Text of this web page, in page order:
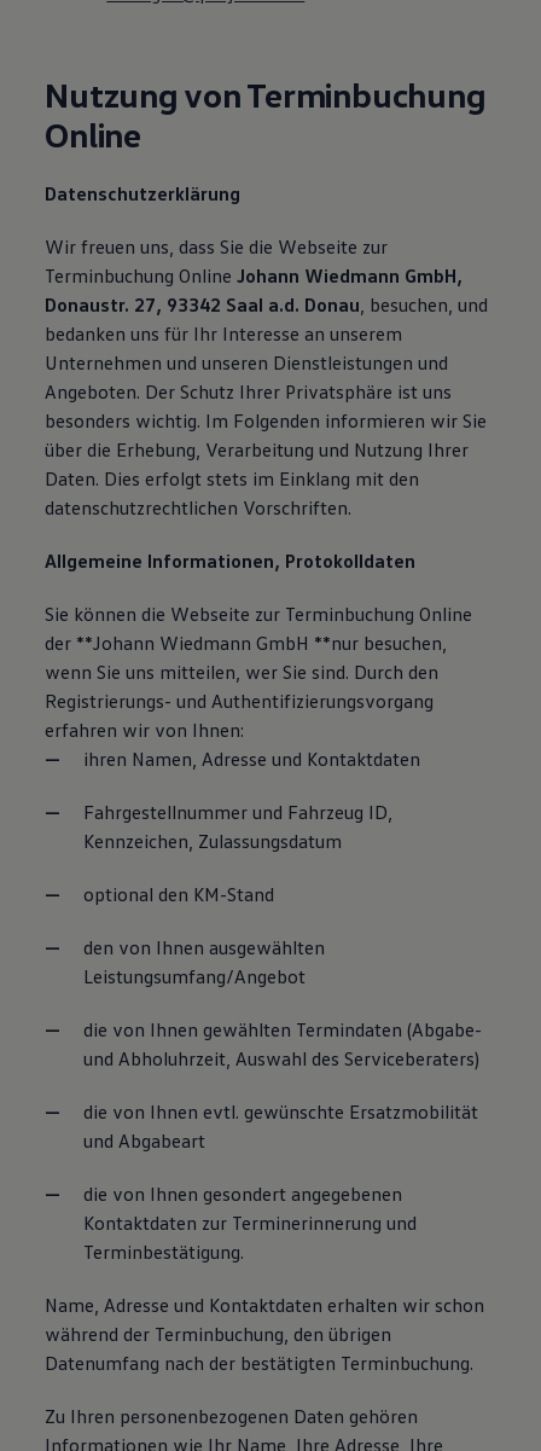
Nutzung von Terminbuchung
Online
Datenschutzerklärung
Wir freuen uns, dass Sie die Webseite zur
Terminbuchung OnlineJohann Wiedmann GmbH,
Donaustr. 27, 93342 Saal a.d. Donau, besuchen, und
bedanken uns für Ihr Interesse an unserem
Unternehmen und unseren Dienstleistungen und
Angeboten. Der Schutz Ihrer Privatsphäre ist uns
besonders wichtig. Im Folgenden informieren wir Sie
über die Erhebung, Verarbeitung und Nutzung Ihrer
Daten. Dies erfolgt stets im Einklang mit den
datenschutzrechtlichen Vorschriften.
Allgemeine Informationen, Protokolldaten
Sie können die Webseite zur Terminbuchung Online
der **Johann Wiedmann GmbH **nur besuchen,
wenn Sie uns mitteilen, wer Sie sind. Durch den
Registrierungs- und Authentifizierungsvorgang
erfahren wir von Ihnen:
ihren Namen, Adresse und Kontaktdaten
Fahrgestellnummer und Fahrzeug ID,
Kennzeichen, Zulassungsdatum
optional den KM-Stand
den von Ihnen ausgewählten
Leistungsumfang/Angebot
die von Ihnen gewählten Termindaten (Abgabe-
und Abholuhrzeit, Auswahl des Serviceberaters)
die von Ihnen evtl. gewünschte Ersatzmobilität
und Abgabeart
die von Ihnen gesondert angegebenen
Kontaktdaten zur Terminerinnerung und
Terminbestätigung.
Name, Adresse und Kontaktdaten erhalten wir schon
während der Terminbuchung, den übrigen
Datenumfang nach der bestätigten Terminbuchung.
Zu Ihren personenbezogenen Daten gehören
Informationen wie Ihr Name, Ihre Adresse, Ihre